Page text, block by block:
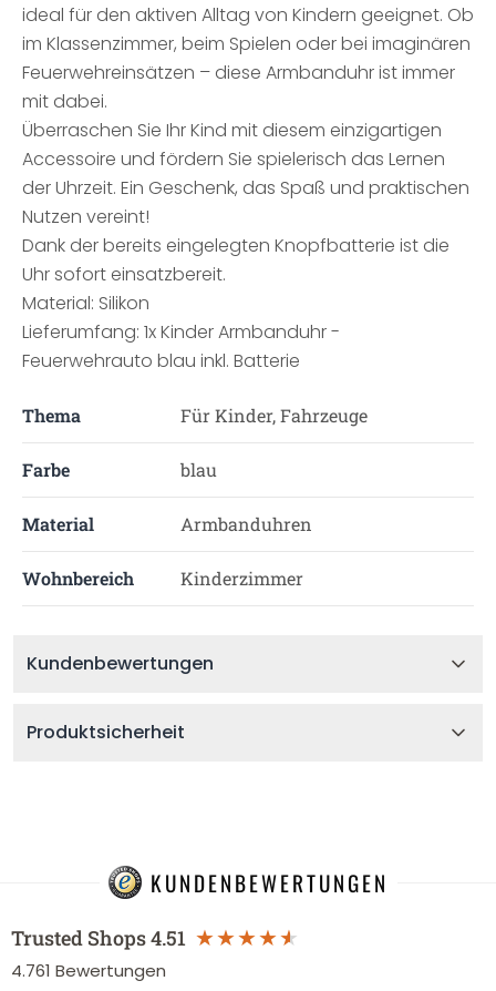
ideal für den aktiven Alltag von Kindern geeignet. Ob
im Klassenzimmer, beim Spielen oder bei imaginären
Feuerwehreinsätzen – diese Armbanduhr ist immer
mit dabei.
Überraschen Sie Ihr Kind mit diesem einzigartigen
Accessoire und fördern Sie spielerisch das Lernen
der Uhrzeit. Ein Geschenk, das Spaß und praktischen
Nutzen vereint!
Dank der bereits eingelegten Knopfbatterie ist die
Uhr sofort einsatzbereit.
Material: Silikon
Lieferumfang: 1x Kinder Armbanduhr -
Feuerwehrauto blau inkl. Batterie
Thema Für Kinder, Fahrzeuge
Farbe blau
Material Armbanduhren
Wohnbereich Kinderzimmer
Kundenbewertungen
Produktsicherheit
KUNDENBEWERTUNGEN
Trusted Shops4.51
4.761 Bewertungen